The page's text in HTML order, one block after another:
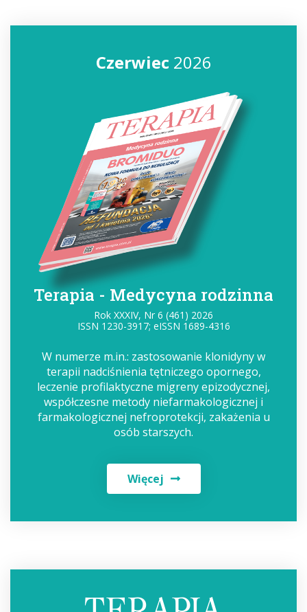
Czerwiec2026
Terapia - Medycyna rodzinna
Rok XXXIV, Nr 6 (461) 2026
ISSN 1230-3917; eISSN 1689-4316
W numerze m.in.: zastosowanie klonidyny w
terapii nadciśnienia tętniczego opornego,
leczenie profilaktyczne migreny epizodycznej,
współczesne metody niefarmakologicznej i
farmakologicznej nefroprotekcji, zakażenia u
osób starszych.
Więcej